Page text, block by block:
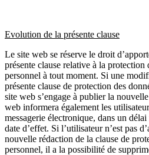
Evolution de la présente clause
Le site web se réserve le droit
présente clause relative à la protection
personnel à tout moment. Si une
présente clause de protection des
site web s’engage à publier la
web informera également les
messagerie électronique, dans un
date d’effet. Si l’utilisateur n’est pas
nouvelle rédaction de la clause de
personnel, il a la possibilité de